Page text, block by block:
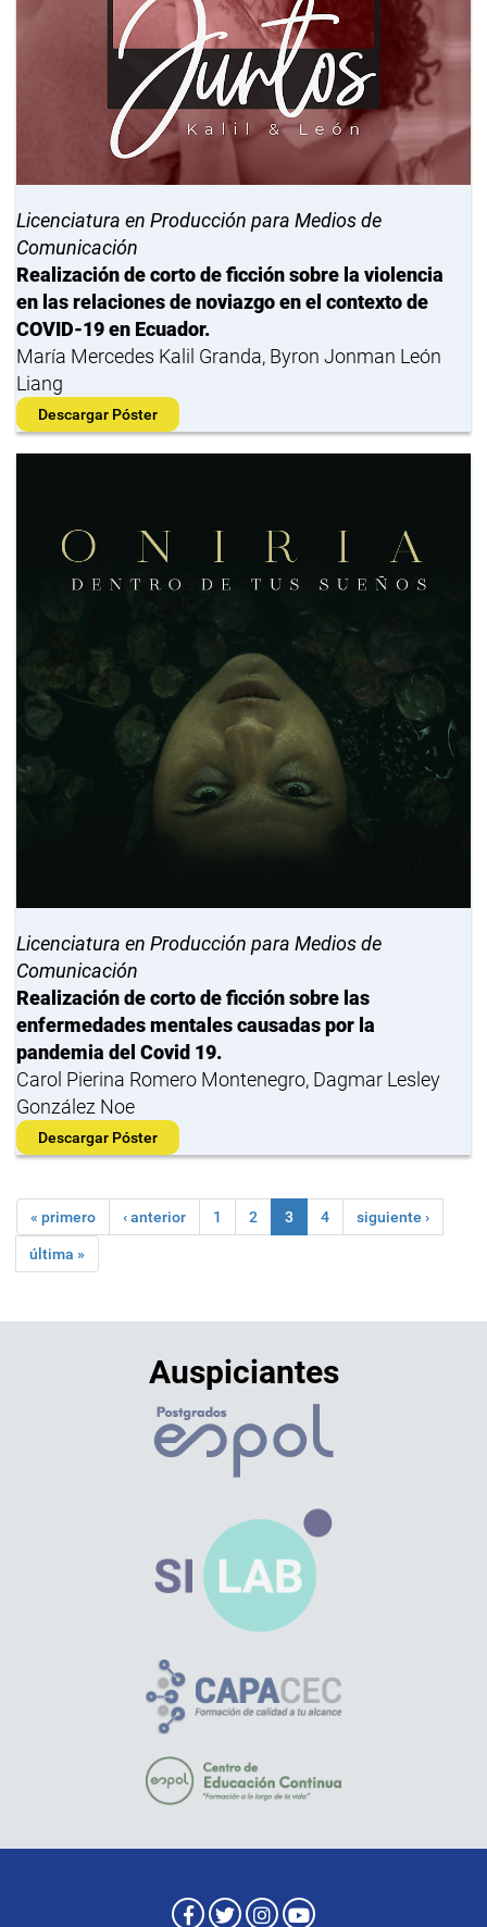
Licenciatura en Producción para Medios de
Comunicación
Realización de corto de ficción sobre la violencia
en las relaciones de noviazgo en el contexto de
COVID-19 en Ecuador.
María Mercedes Kalil Granda, Byron Jonman León
Liang
Descargar Póster
Licenciatura en Producción para Medios de
Comunicación
Realización de corto de ficción sobre las
enfermedades mentales causadas por la
pandemia del Covid 19.
Carol Pierina Romero Montenegro, Dagmar Lesley
González Noe
Descargar Póster
« primero ‹ anterior 1 2 3 4 siguiente ›
última »
Auspiciantes